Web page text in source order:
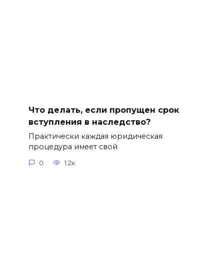
Что делать, если пропущен срок
вступления в наследство?
Практически каждая юридическая
процедура имеет свой
0 1.2к.